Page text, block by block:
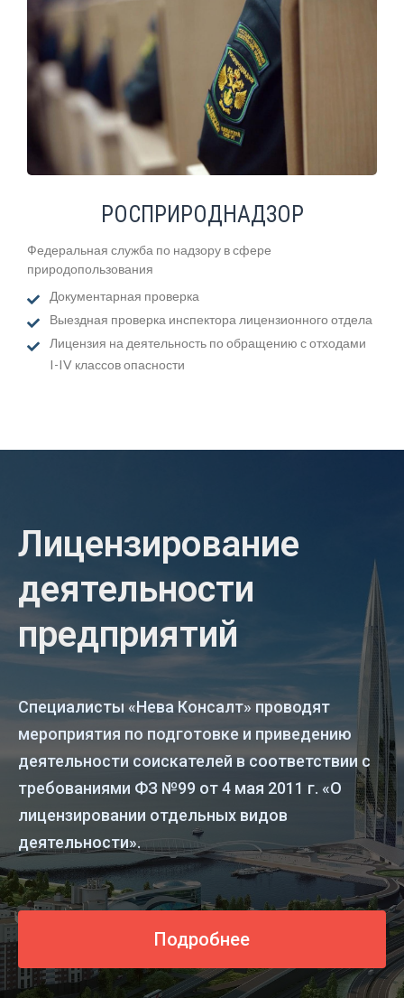
РОСПРИРОДНАДЗОР
Федеральная служба по надзору в сфере
природопользования
Документарная проверка
Выездная проверка инспектора лицензионного отдела
Лицензия на деятельность по обращению с отходами
I-IV классов опасности
Лицензирование
деятельности
предприятий
Специалисты «Нева Консалт» проводят
мероприятия по подготовке и приведению
деятельности соискателей в соответствии с
требованиями ФЗ №99 от 4 мая 2011 г. «О
лицензировании отдельных видов
деятельности».
Подробнее